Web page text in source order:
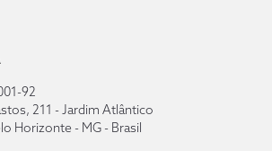
92
211 - Jardim Atlântico
Horizonte - MG - Brasil